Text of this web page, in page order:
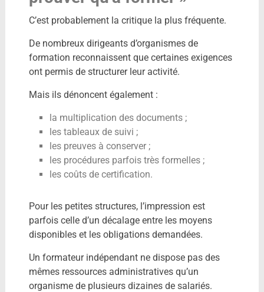
C’est probablement la critique la plus fréquente.
De nombreux dirigeants d’organismes de
formation reconnaissent que certaines exigences
ont permis de structurer leur activité.
Mais ils dénoncent également :
la multiplication des documents ;
les tableaux de suivi ;
les preuves à conserver ;
les procédures parfois très formelles ;
les coûts de certification.
Pour les petites structures, l’impression est
parfois celle d’un décalage entre les moyens
disponibles et les obligations demandées.
Un formateur indépendant ne dispose pas des
mêmes ressources administratives qu’un
organisme de plusieurs dizaines de salariés.